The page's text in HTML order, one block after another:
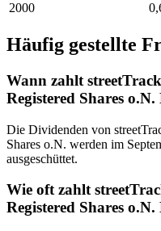
2000
Häufig gestellte
Wann zahlt
Registered Shares
Die Dividenden von
Shares o.N. werden im
ausgeschüttet.
Wie oft zahlt
Registered Shares